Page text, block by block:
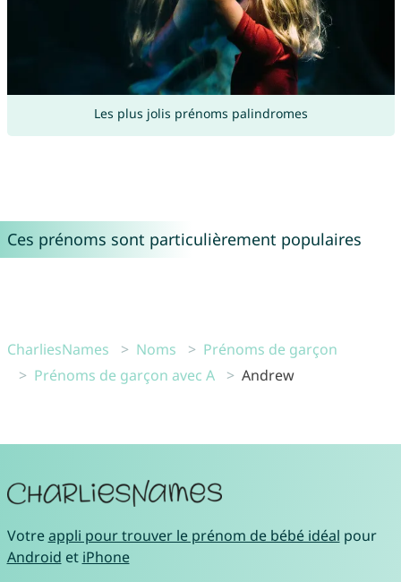
Les plus jolis prénoms palindromes
Ces prénoms sont particulièrement populaires
CharliesNames Noms
Prénoms de garçon
Prénoms de garçon avec A
Andrew
Votreappli pour trouver le prénom de bébé idéal pour
Android et iPhone